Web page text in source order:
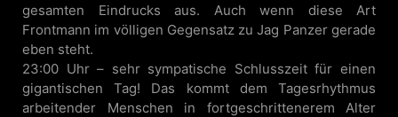
gesamten Eindrucks aus. Auch wenn diese Art
Frontmann im völligen Gegensatz zu Jag Panzer gerade
eben steht.
23:00 Uhr – sehr sympatische Schlusszeit für einen
gigantischen Tag! Das kommt dem Tagesrhythmus
arbeitender Menschen in fortgeschrittenerem Alter